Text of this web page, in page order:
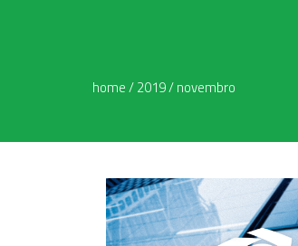
home/2019/novembro